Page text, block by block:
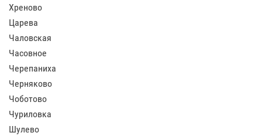
Хреново
Царева
Чаловская
Часовное
Черепаниха
Черняково
Чоботово
Чуриловка
Шулево